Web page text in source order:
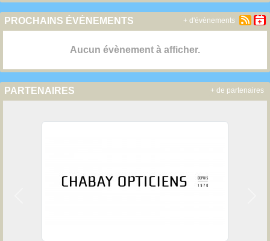
PROCHAINS ÉVÉNEMENTS
Aucun évènement à afficher.
+ d'évènements
PARTENAIRES + de partenaires